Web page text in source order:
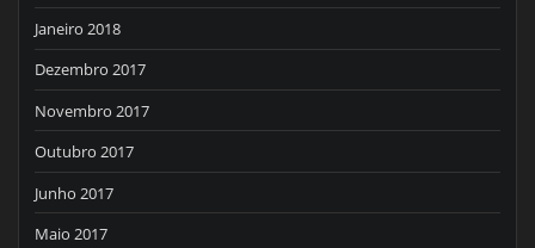
Janeiro 2018
Dezembro 2017
Novembro 2017
Outubro 2017
Junho 2017
Maio 2017